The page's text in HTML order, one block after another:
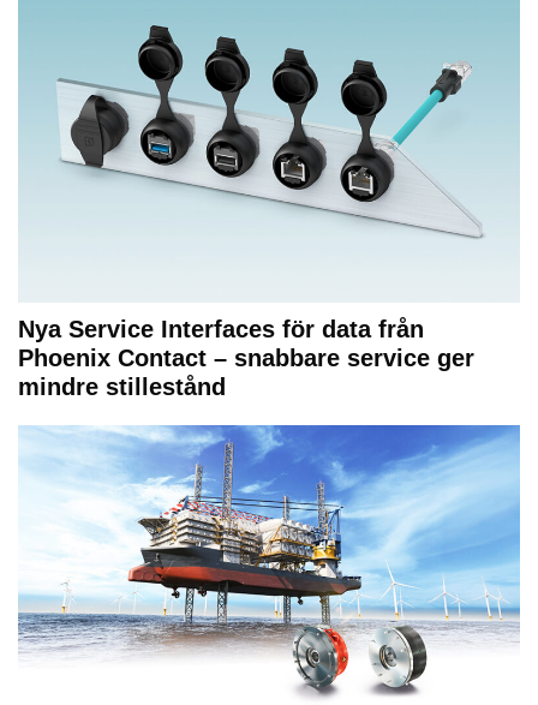
Nya Service Interfaces för data från
Phoenix Contact – snabbare service ger
mindre stillestånd